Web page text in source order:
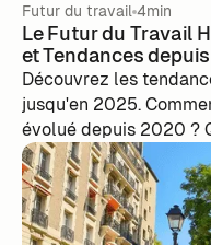
Futur du travail 4min
Le Futur du Travail
et Tendances
Découvrez les
jusqu'en 2025.
évolué depuis 2020 ?
l'avenir ?